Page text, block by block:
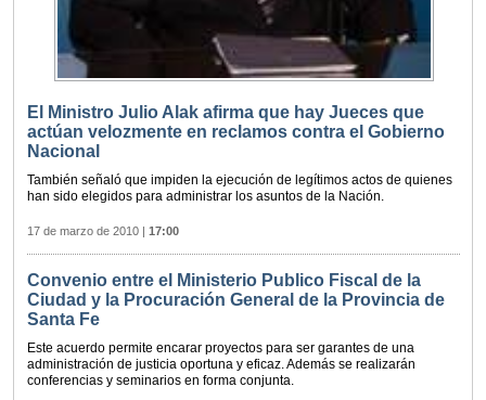
El Ministro Julio Alak afirma que hay Jueces que
actúan velozmente en reclamos contra el Gobierno
Nacional
También señaló que impiden la ejecución de legítimos actos de quienes
han sido elegidos para administrar los asuntos de la Nación.
17 de marzo de 2010 17:00
Convenio entre el Ministerio Publico Fiscal de la
Ciudad y la Procuración General de la Provincia de
Santa Fe
Este acuerdo permite encarar proyectos para ser garantes de una
administración de justicia oportuna y eficaz. Además se realizarán
conferencias y seminarios en forma conjunta.